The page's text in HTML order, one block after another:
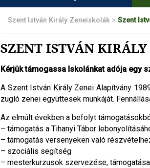
Szent István Király Zeneiskolák > Szent
SZENT ISTVÁN
Kérjük támogassa Iskolánkat adója egy
A Szent István Király Zenei Alapítvány
zugló zenei együttesek munkáját.
Az elmúlt években a befolyt
– támogatás a Tihanyi Tábor
– támogatás versenyeken való
– szociális segítség
– mesterkurzusok szervezése,